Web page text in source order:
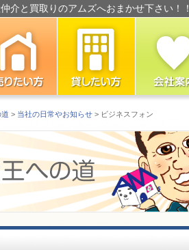
介と買取りのアムズへおまかせ下さい！！
> 当社の日常やお知らせ > ビジネスフォン